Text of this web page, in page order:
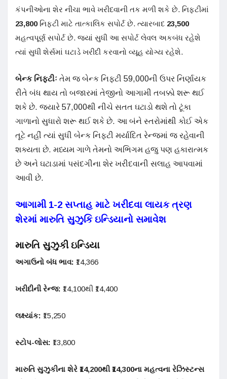
23,800નિફ્ટી માટે તાત્કાલિક સપોર્ટ છે. ત્યારબાદ 23,500
મહત્વપૂર્ણ સપોર્ટ છે. જ્યાં સુધી આ સપોર્ટ લેવલ અકબંધ રહેશે
ત્યાં સુધી શેર્સમાં ઘટાડે ખરીદી કરવાનો વ્યૂહ યોગ્ય રહેશે.
બેન્ક નિફ્ટીઃ તેમ જ બેન્ક નિફ્ટી 59,000ની ઉપર નિર્ણાયક
રીતે બંધ થાય તો બજારમાં તેજીનો આગામી તબક્કો શરૂ થઈ
શકે છે. જ્યારે 57,000થી નીચે સતત ઘટાડો થશે તો ટૂંકા
ગાળાનો સુધારો શરૂ થઈ શકે છે. આ બંને સ્તરોમાંથી કોઈ એક
તૂટે નહીં ત્યાં સુધી બેન્ક નિફ્ટી મર્યાદિત રેન્જમાં જ રહેવાની
શક્યતા છે. મધ્યમ ગાળે તેમનો અભિગમ હજુ પણ હકારાત્મક
છે અને ઘટાડામાં પસંદગીના શેર ખરીદવાની સલાહ આપવામાં
આવી છે.
આગામી 1-2 સપ્તાહ માટે ખરીદવા લાયક ત્રણ
શેરમાં મારુતિ સુઝુકિ ઇન્ડિયાનો સમાવેશ
મારુતિ સુઝુકી ઇન્ડિયા
અગાઉનો બંધ ભાવ: ₹14,366
ખરીદીની રેન્જ: ₹14,100થી ₹14,400
લક્ષ્યાંક: ₹15,250
સ્ટોપ-લોસ: ₹13,800
મારુતિ સુઝુકીના શેરે ₹14,200થી ₹14,300ના મહત્વના રેઝિસ્ટન્સ